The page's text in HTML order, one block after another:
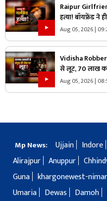
Raipur
हत्या! बॉयफ्रेंड ने
रह रहे थे लिव इन में
Aug 05, 2026 |
Vidisha
से लूट, 70 लाख
Aug 05, 2026 |
Mp News: Ujjain Indore
Alirajpur Anuppur
Guna khargonewest-nimar
Umaria
Dewas Damoh